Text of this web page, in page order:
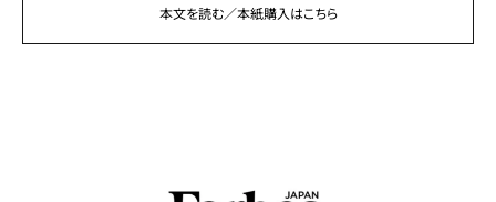
本文を読む／本紙購入はこちら